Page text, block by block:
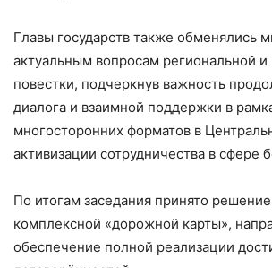
Главы государств также обменялись
актуальным вопросам региональной
повестки, подчеркнув важность
диалога и взаимной поддержки в
многосторонних форматов в
активизации сотрудничества в сфере
По итогам заседания принято
комплексной «дорожной карты»,
обеспечение полной реализации